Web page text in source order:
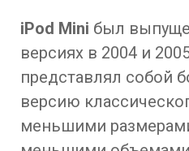
iPod Mini был
версиях в 2004 и
представлял собой
версию
меньшими